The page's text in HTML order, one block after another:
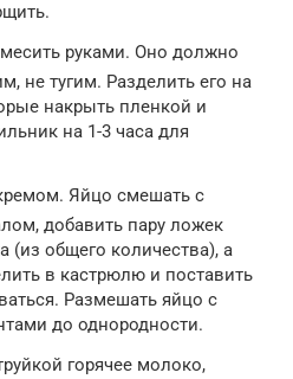
руками. Оно должно
не тугим. Разделить его на
накрыть пленкой и
на 1-3 часа для
Яйцо смешать с
добавить пару ложек
(из общего количества), а
в кастрюлю и поставить
Размешать яйцо с
до однородности.
горячее молоко,